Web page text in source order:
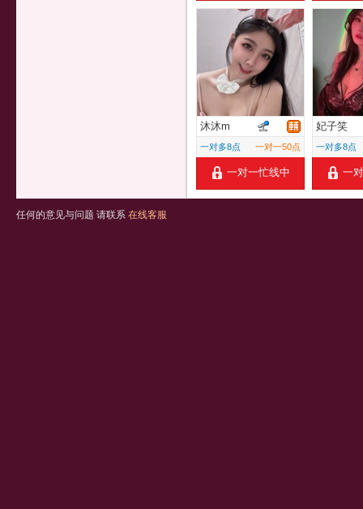
沐沐m
一对多8点 一对一50点
一对一忙线中
妃子笑
一对多8点
一
任何的意见与问题 请联系 在线客服